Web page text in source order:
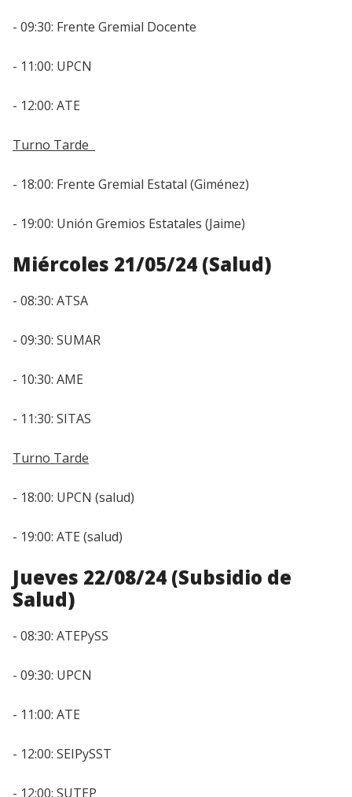
- 09:30: Frente Gremial Docente
- 11:00: UPCN
- 12:00: ATE
Turno Tarde
- 18:00: Frente Gremial Estatal (Giménez)
- 19:00: Unión Gremios Estatales (Jaime)
Miércoles 21/05/24 (Salud)
- 08:30: ATSA
- 09:30: SUMAR
- 10:30: AME
- 11:30: SITAS
Turno Tarde
- 18:00: UPCN (salud)
- 19:00: ATE (salud)
Jueves 22/08/24 (Subsidio de
Salud)
- 08:30: ATEPySS
- 09:30: UPCN
- 11:00: ATE
- 12:00: SEIPySST
- 12:00: SUTEP